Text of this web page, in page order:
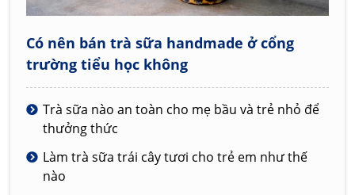
Có nên bán trà sữa handmade ở cổng
trường tiểu học không
Trà sữa nào an toàn cho mẹ bầu và trẻ nhỏ để
thưởng thức
Làm trà sữa trái cây tươi cho trẻ em như thế
nào